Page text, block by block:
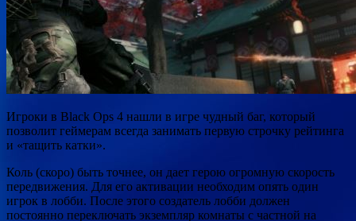
Игроки в Black Ops 4 нашли в игре чудный баг, который
позволит геймерам всегда занимать первую строчку рейтинга
и «тащить катки».
Коль (скоро) быть точнее, он дает герою огромную скорость
передвижения. Для его активации необходим опять один
игрок в лобби. После этого создатель лобби должен
постоянно переключать экземпляр комнаты с частной на